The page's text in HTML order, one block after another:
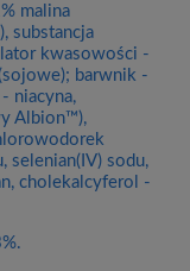
malina
substancja
kwasowości -
barwnik -
niacyna,
Albion™),
selenian(IV) sodu,
cholekalcyferol -